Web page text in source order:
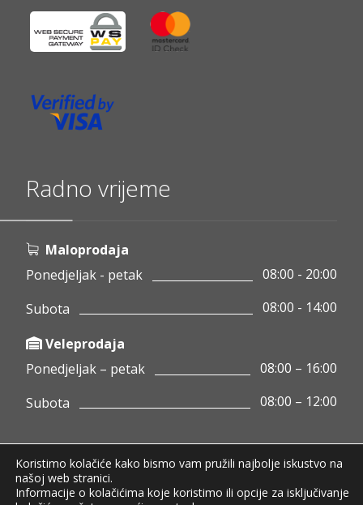
Radno vrijeme
Maloprodaja
Ponedjeljak - petak
08:00 - 20:00
Subota
08:00 - 14:00
Veleprodaja
Ponedjeljak – petak
08:00 – 16:00
Subota
08:00 – 12:00
Copyright © 2020 Pamigo d.o.o.
Pravila privatnosti
Koristimo kolačiće kako bismo vam pružili najbolje iskustvo na
našoj web stranici.
Informacije o kolačićima koje koristimo ili opcije za isključivanje